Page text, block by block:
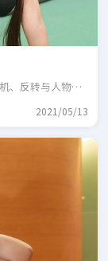
、反转与人物成
2021/05/13